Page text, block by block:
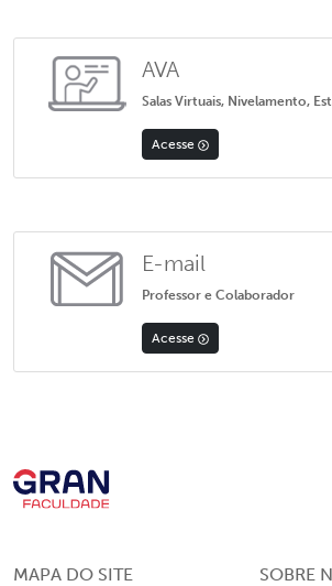
AVA
Salas Virtuais, Nivelamento,
Acesse
E-mail
Professor e Colaborador
Acesse
MAPA DO SITE SOBRE